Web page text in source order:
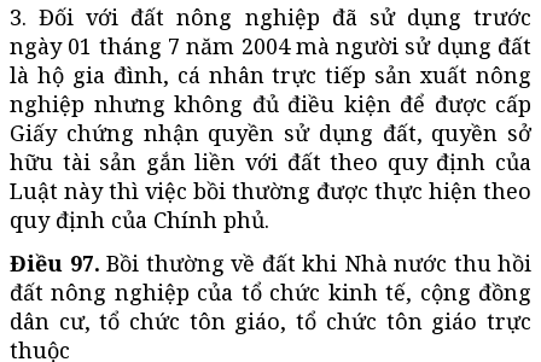
3. Đối với đất nông nghiệp đã sử dụng trước
ngày 01 tháng 7 năm 2004 mà người sử dụng đất
là hộ gia đình, cá nhân trực tiếp sản xuất nông
nghiệp nhưng không đủ điều kiện để được cấp
Giấy chứng nhận quyền sử dụng đất, quyền sở
hữu tài sản gắn liền với đất theo quy định của
Luật này thì việc bồi thường được thực hiện theo
quy định của Chính phủ.
Điều 97. Bồi thường về đất khi Nhà nước thu hồi
đất nông nghiệp của tổ chức kinh tế, cộng đồng
dân cư, tổ chức tôn giáo, tổ chức tôn giáo trực
thuộc